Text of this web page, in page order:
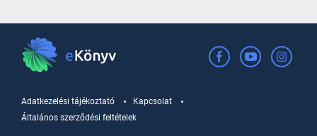
Adatkezelési tájékoztató
Kapcsolat
Általános szerződési feltételek